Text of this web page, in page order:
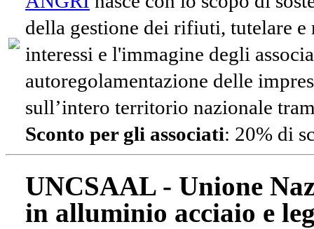
della gestione dei rifiuti, tutelare e
interessi e l'immagine degli
autoregolamentazione delle
sull’intero territorio nazionale
Sconto per gli associati: 20% di
UNCSAAL - Unione
in alluminio acciaio e